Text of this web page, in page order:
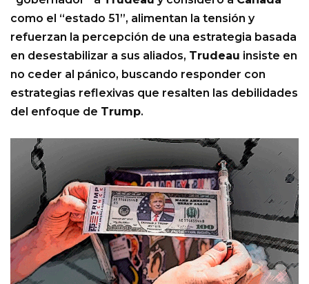
como el “estado 51”, alimentan la tensión y
refuerzan la percepción de una estrategia basada
en desestabilizar a sus aliados, Trudeau insiste en
no ceder al pánico, buscando responder con
estrategias reflexivas que resalten las debilidades
del enfoque de Trump.